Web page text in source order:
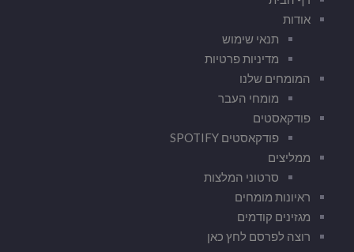
אודות
תנאי שימוש
מדיניות פרטיות
המומחים שלנו
מומחי העבר
פודקאסטים
פודקאסטים SPOTIFY
ממליצים
סרטוני המלצות
ראיונות מומחים
מגזינים קודמים
רוצה לפרסם לחץ כאן